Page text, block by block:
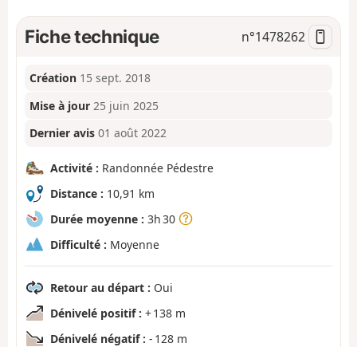
Fiche technique n°1478262
Création 15 sept. 2018
Mise à jour 25 juin 2025
Dernier avis 01 août 2022
Activité : Randonnée Pédestre
Distance : 10,91 km
Durée moyenne : 3h 30
Difficulté : Moyenne
Retour au départ : Oui
Dénivelé positif : + 138 m
Dénivelé négatif : - 128 m